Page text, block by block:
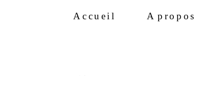
Accueil A propos